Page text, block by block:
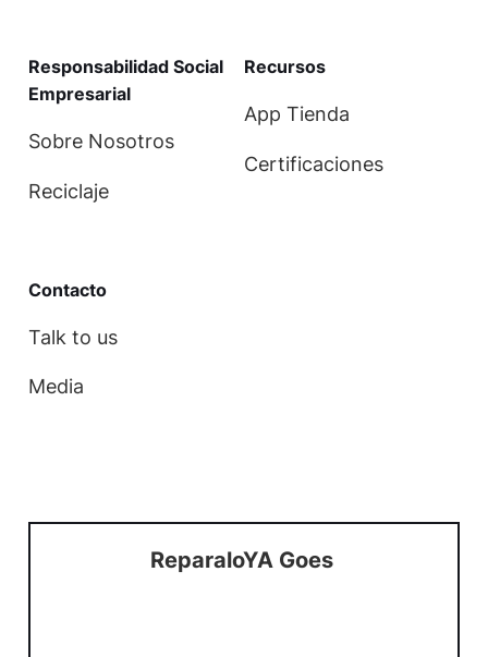
Responsabilidad Social
Empresarial
Sobre Nosotros
Reciclaje
Recursos
App Tienda
Certificaciones
Contacto
Talk to us
Media
ReparaloYA Goes